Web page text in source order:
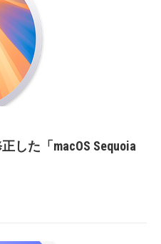
した「macOS Sequoia